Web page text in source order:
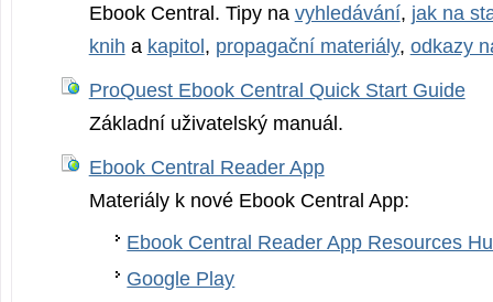
Ebook Central. Tipy na vyhledávání, jak na
knih a kapitol, propagační materiály, odkazy
ProQuest Ebook Central Quick Start Guide
Základní uživatelský manuál.
Ebook Central Reader App
Materiály k nové Ebook Central App:
Ebook Central Reader App Resources
Google Play